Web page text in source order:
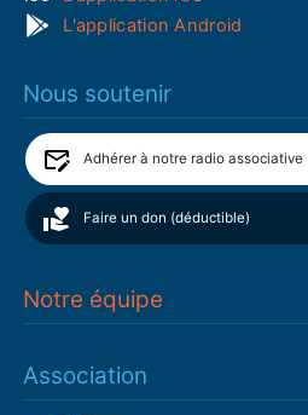
L'application Android
Nous soutenir
Adhérer à notre radio associative
Faire un don (déductible)
Notre équipe
Association